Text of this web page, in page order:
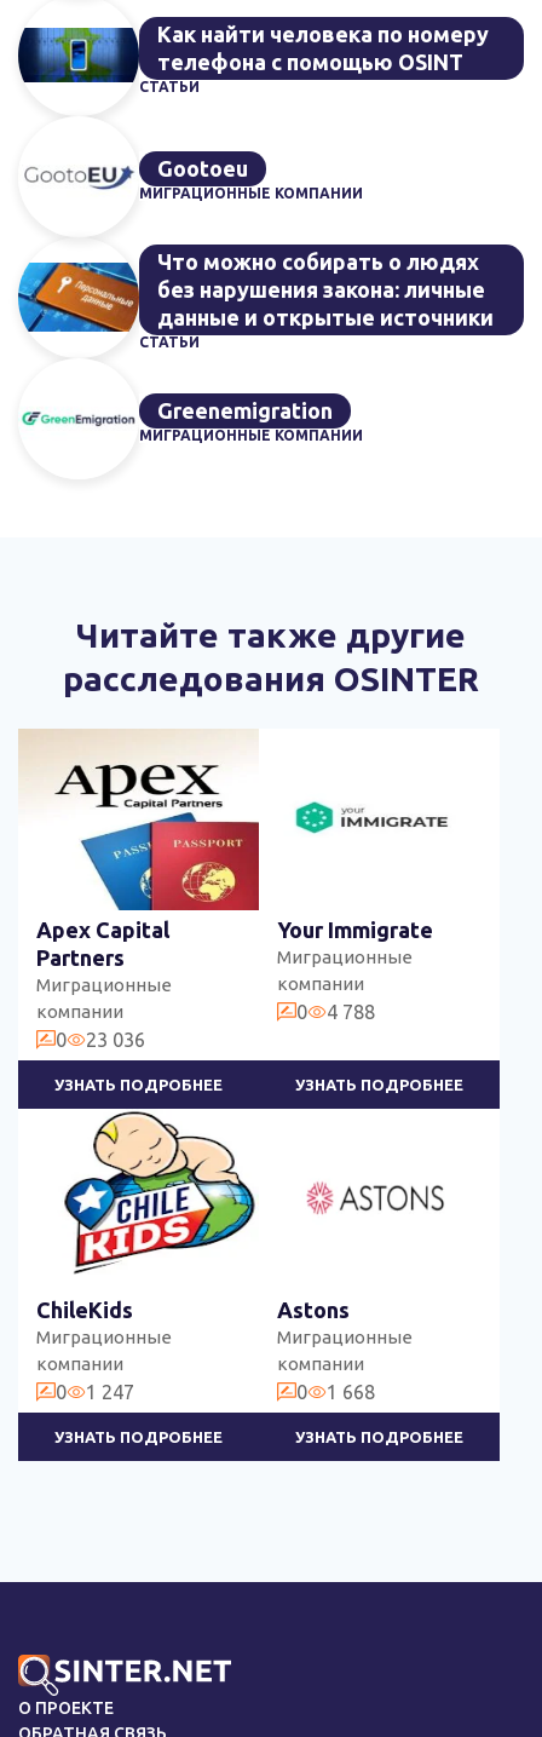
Как найти человека по номеру
телефона с помощью OSINT
СТАТЬИ
Gootoeu
МИГРАЦИОННЫЕ КОМПАНИИ
Что можно собирать о людях
без нарушения закона: личные
данные и открытые источники
СТАТЬИ
Greenemigration
МИГРАЦИОННЫЕ КОМПАНИИ
Читайте также другие
расследования OSINTER
Apex Capital
Partners
Миграционные
компании
0 23 036
УЗНАТЬ ПОДРОБНЕЕ
Your Immigrate
Миграционные
компании
0 4 788
УЗНАТЬ ПОДРОБНЕЕ
ChileKids
Миграционные
компании
0 1 247
УЗНАТЬ ПОДРОБНЕЕ
Astons
Миграционные
компании
0 1 668
УЗНАТЬ ПОДРОБНЕЕ
О ПРОЕКТЕ